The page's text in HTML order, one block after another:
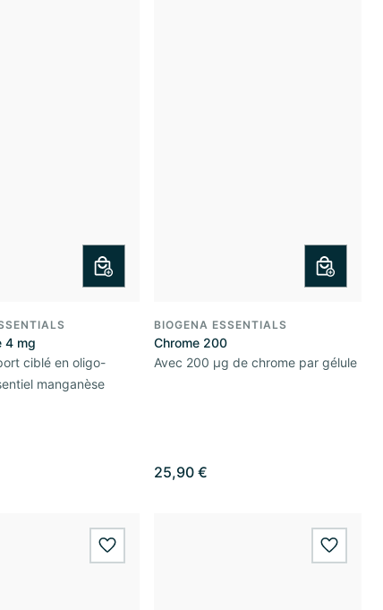
4 mg
ciblé en oligo-
manganèse
BIOGENA ESSENTIALS
Chrome 200
Avec 200 µg de chrome par gélule
25,90 €
wishlist.add